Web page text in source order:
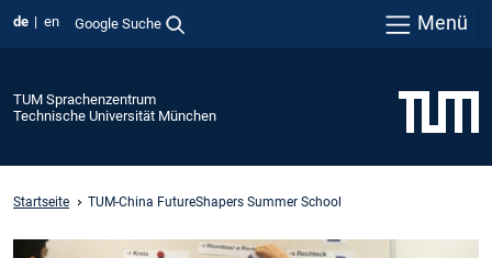
de en Google Suche Menü
TUM Sprachenzentrum
Technische Universität München
Startseite TUM-China FutureShapers Summer School